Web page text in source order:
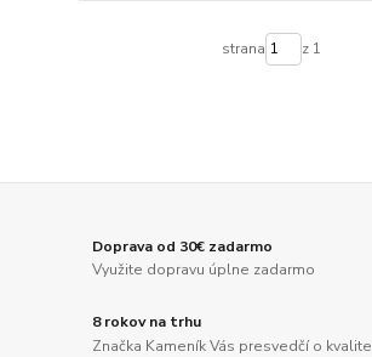
strana z 1
Doprava od 30€ zadarmo
Využite dopravu úplne zadarmo
8 rokov na trhu
Značka Kameník Vás presvedčí o kvalite